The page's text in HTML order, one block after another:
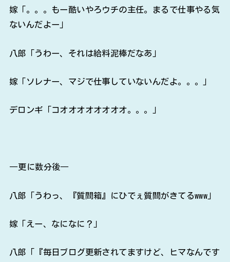
嫁「。。。もー酷いやろウチの主任。まるで仕事やる気
ないんだよー」
八郎「うわー、それは給料泥棒だなあ」
嫁「ソレナー、マジで仕事していないんだよ。。。」
デロンギ「コオオオオオオオオ。。。」
―更に数分後―
八郎「うわっ、『質問箱』にひでぇ質問がきてるwww」
嫁「えー、なになに？」
八郎「『毎日ブログ更新されてますけど、ヒマなんです